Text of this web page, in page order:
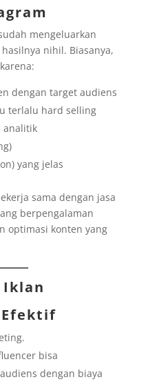
mengeluarkan
nihil. Biasanya,
dengan target audiens
terlalu hard selling
analitik
yang jelas
sama dengan jasa
berpengalaman
optimasi konten yang
bisa
dengan biaya